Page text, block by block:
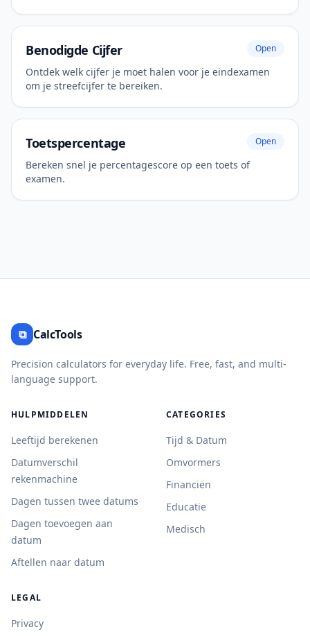
Benodigde Cijfer Open
Ontdek welk cijfer je moet halen voor je eindexamen
om je streefcijfer te bereiken.
Toetspercentage Open
Bereken snel je percentagescore op een toets of
examen.
⧉ CalcTools
Precision calculators for everyday life. Free, fast, and multi-
language support.
HULPMIDDELEN
Leeftijd berekenen
Datumverschil
rekenmachine
Dagen tussen twee datums
Dagen toevoegen aan
datum
Aftellen naar datum
CATEGORIES
Tijd & Datum
Omvormers
Financiën
Educatie
Medisch
LEGAL
Privacy